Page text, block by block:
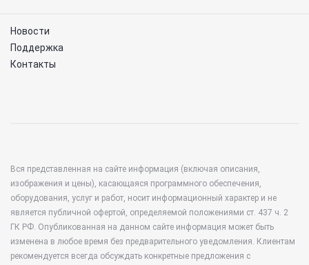
Новости
Поддержка
Контакты
Вся представленная на сайте информация (включая описания,
изображения и цены), касающаяся программного обеспечения,
оборудования, услуг и работ, носит информационный характер и не
является публичной офертой, определяемой положениями ст. 437 ч. 2
ГК РФ. Опубликованная на данном сайте информация может быть
изменена в любое время без предварительного уведомления. Клиентам
рекомендуется всегда обсуждать конкретные предложения с